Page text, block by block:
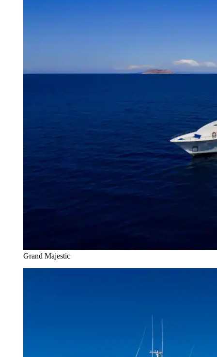
Grand Majestic